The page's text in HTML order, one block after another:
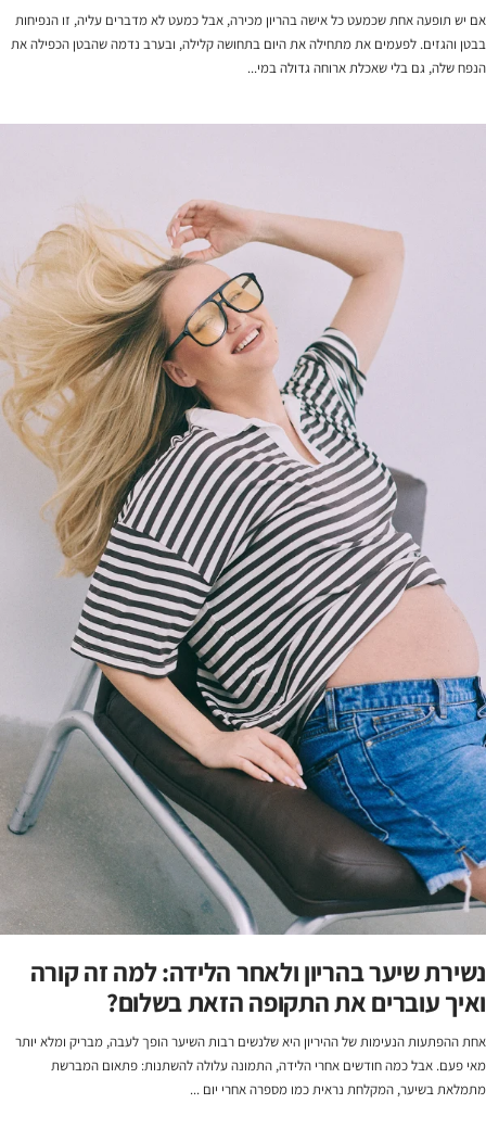
אם יש תופעה אחת שכמעט כל אישה בהריון מכירה, אבל כמעט לא מדברים עליה, זו הנפיחות
בבטן והגזים. לפעמים את מתחילה את היום בתחושה קלילה, ובערב נדמה שהבטן הכפילה את
הנפח שלה, גם בלי שאכלת ארוחה גדולה במי...
נשירת שיער בהריון ולאחר הלידה: למה זה קורה
ואיך עוברים את התקופה הזאת בשלום?
אחת ההפתעות הנעימות של ההיריון היא שלנשים רבות השיער הופך לעבה, מבריק ומלא יותר
מאי פעם. אבל כמה חודשים אחרי הלידה, התמונה עלולה להשתנות: פתאום המברשת
מתמלאת בשיער, המקלחת נראית כמו מספרה אחרי יום ...